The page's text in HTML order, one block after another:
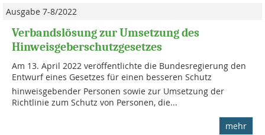
Ausgabe 7-8/2022
Verbandslösung zur Umsetzung des
Hinweisgeberschutzgesetzes
Am 13. April 2022 veröffentlichte die Bundesregierung den
Entwurf eines Gesetzes für einen besseren Schutz
hinweisgebender Personen sowie zur Umsetzung der
Richtlinie zum Schutz von Personen, die...
mehr